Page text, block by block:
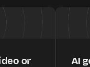
or
AI